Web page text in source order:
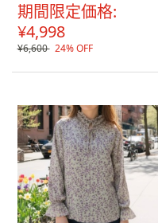
期間限定価格:
¥4,998
¥6,600 24% OFF